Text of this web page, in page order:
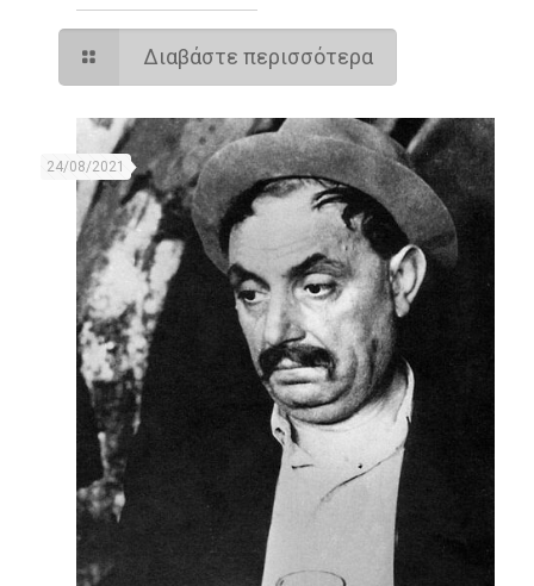
Διαβάστε περισσότερα
24/08/2021